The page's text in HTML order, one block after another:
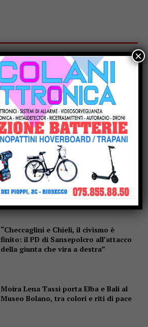
Incendio a Casaccia, nel comune di
Monte Santa Maria Tiberina: rogo in
fase di contenimento
Monte Santa Maria Tiberina: incendio
tra Casaccia e Rovereto di
Marcignano, il sindaco ringrazia i
San Giustino, pulizia straordinaria di
fossi e canali: Simone Selvaggi, bene
anche la risposta dei privati
“Checcaglini e Chieli, il civismo è
finito: il PD di Sansepolcro all’attacco
della giunta che vira a destra”
Moira Lena Tassi porta Elba e Bali al
Museo Bolano, tra colori e riti di pace
×